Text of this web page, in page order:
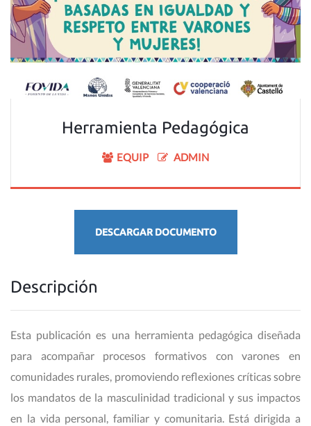
Herramienta Pedagógica
EQUIP ADMIN
DESCARGAR DOCUMENTO
Descripción
Esta publicación es una herramienta pedagógica diseñada
para acompañar procesos formativos con varones en
comunidades rurales, promoviendo reflexiones críticas sobre
los mandatos de la masculinidad tradicional y sus impactos
en la vida personal, familiar y comunitaria. Está dirigida a